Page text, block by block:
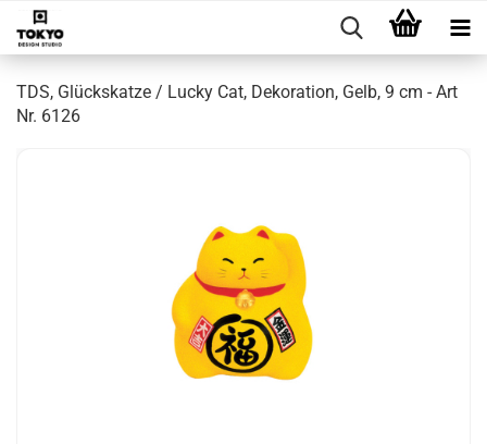
TDS, Glückskatze / Lucky Cat, Dekoration, Gelb, 9 cm - Art
Nr. 6126